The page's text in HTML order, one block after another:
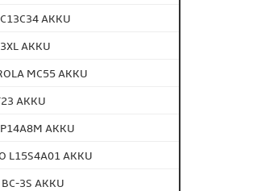
AKKU
AKKU
MC55 AKKU
AKKU
AKKU
L15S4A01 AKKU
3S AKKU